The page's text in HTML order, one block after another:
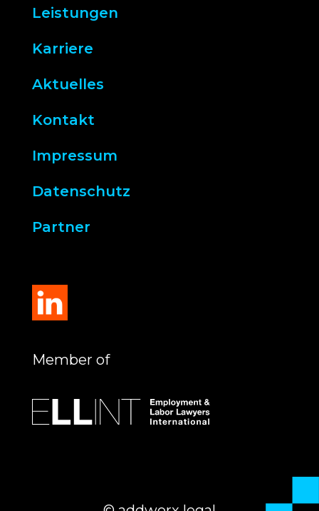
Leistungen
Karriere
Aktuelles
Kontakt
Impressum
Datenschutz
Partner
Member of